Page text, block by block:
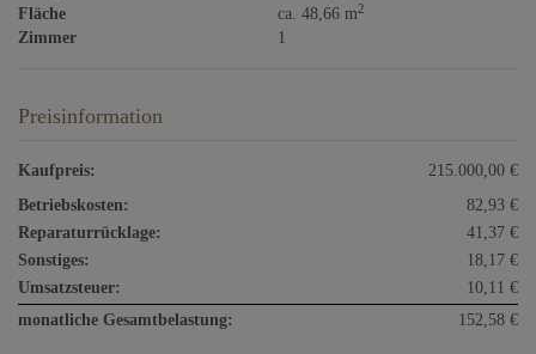
Fläche
ca. 48,66 m2
Zimmer 1
Preisinformation
Kaufpreis:
215.000,00 €
Betriebskosten:
82,93 €
Reparaturrücklage:
41,37 €
Sonstiges:
18,17 €
Umsatzsteuer:
10,11 €
monatliche Gesamtbelastung:
152,58 €